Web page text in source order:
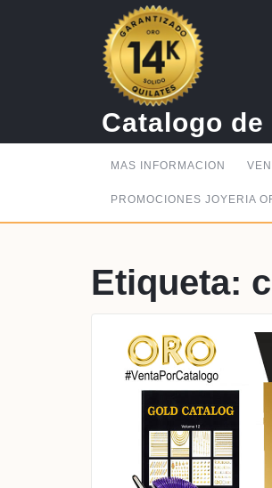
Catalogo de
MAS INFORMACION
PROMOCIONES JOYERIA
Etiqueta: